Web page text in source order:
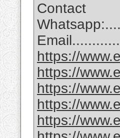
Contact
https://
https://
https://
https://
https://